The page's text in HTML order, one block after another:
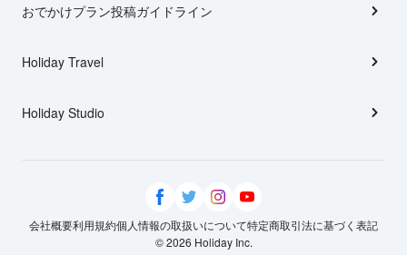
おでかけプラン投稿ガイドライン
Holiday Travel
Holiday Studio
会社概要利用規約個人情報の取扱いについて特定商取引法に基づく表記
© 2026 Holiday Inc.